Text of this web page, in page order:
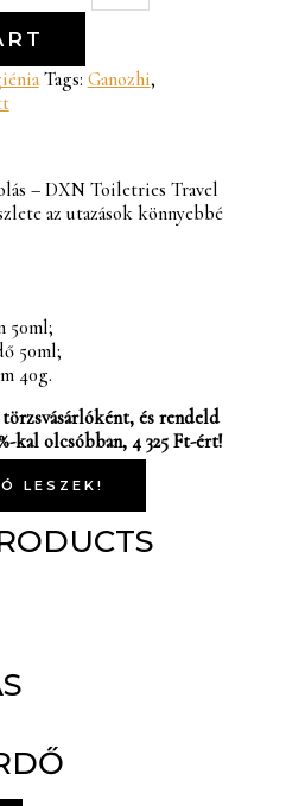
Tags: Ganozhi,
– DXN Toiletries Travel
az utazások könnyebbé
50ml;
50ml;
40g.
és rendeld
kal olcsóbban, 4 325 Ft-ért!
LESZEK!